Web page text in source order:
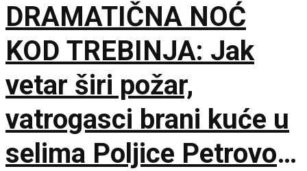
DRAMATIČNA NOĆ
KOD TREBINJA: Jak
vetar širi požar,
vatrogasci brani kuće u
selima Poljice Petrovo i